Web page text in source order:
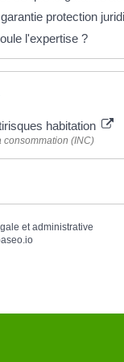
protection
l'expertise ?
habitation
consommation (INC)
et administrative